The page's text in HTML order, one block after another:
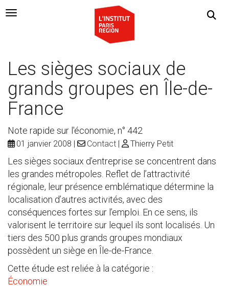
Navigation Toggle
Les sièges sociaux de
grands groupes en Île-de-
France
Note rapide sur l'économie, n° 442
01 janvier 2008 Contact Thierry Petit
Les sièges sociaux d’entreprise se concentrent dans
les grandes métropoles. Reflet de l’attractivité
régionale, leur présence emblématique détermine la
localisation d’autres activités, avec des
conséquences fortes sur l’emploi. En ce sens, ils
valorisent le territoire sur lequel ils sont localisés. Un
tiers des 500 plus grands groupes mondiaux
possèdent un siège en Île-de-France.
Cette étude est reliée à la catégorie :
Économie